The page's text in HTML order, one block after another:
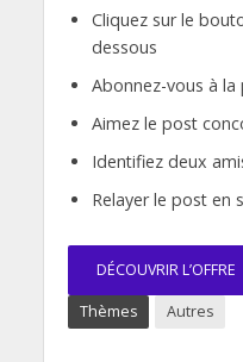
Cliquez sur le
dessous
Abonnez-vous à
Aimez le post
Identifiez deux
Relayer le post en
DÉCOUVRIR L’OFFRE
Thèmes Autres